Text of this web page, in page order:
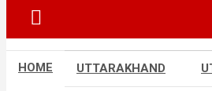
HOME UTTARAKHAND